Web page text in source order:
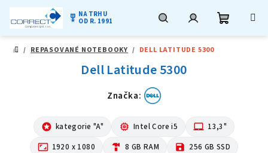
military_tech NA TRHU
OD R. 1991
DOMŮ
/ REPASOVANÉ NOTEBOOKY / DELL LATITUDE 5300
Dell Latitude 5300
Značka:
stars kategorie "A" memory Intel Core i5 laptop_mac 13,3"
aspect_ratio 1920 x 1080 hardware 8 GB RAM save 256 GB SSD